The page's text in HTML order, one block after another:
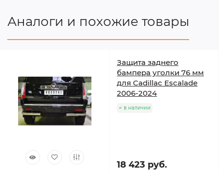
Аналоги и похожие товары
Защита заднего
бампера уголки 76 мм
для Cadillac Escalade
2006-2024
в наличии
18 423 руб.